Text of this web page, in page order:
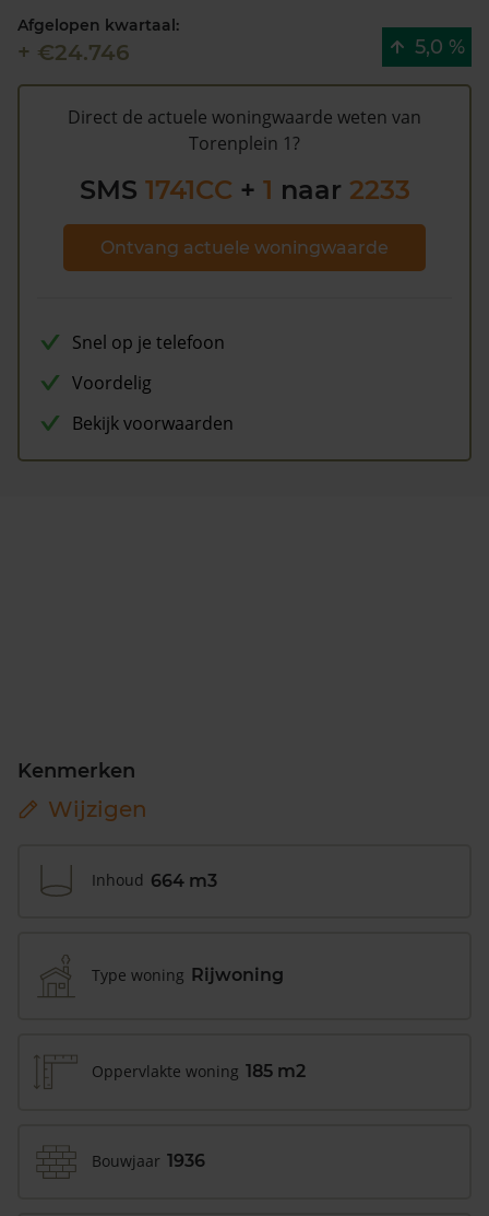
kans laag dat deze waarde te hoog is en dat er
bespaard zou kunnen worden op de gemeentelijke
belastingen. Met hetgratis WOZ alarmbent u elk jaar
op de hoogte van uw laatste WOZ waarde en kansen
op besparing. Schrijf uhiergratis in.
Afgelopen kwartaal:
+ €24.746 5,0 %
Direct de actuele woningwaarde weten van
Torenplein 1?
SMS 1741CC + 1 naar 2233
Ontvang actuele woningwaarde
Snel op je telefoon
Voordelig
Bekijk voorwaarden
Kenmerken
Wijzigen
Inhoud 664 m3
Type woning Rijwoning
Oppervlakte woning 185 m2
Bouwjaar 1936